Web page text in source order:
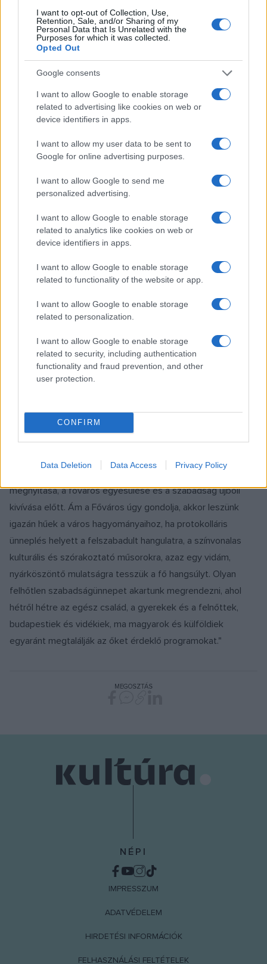
I want to opt-out of Collection, Use,
Retention, Sale, and/or Sharing of my
Personal Data that Is Unrelated with the
Purposes for which it was collected.
Opted Out
Google consents
I want to allow Google to enable storage
related to advertising like cookies on web or
device identifiers in apps.
I want to allow my user data to be sent to
Google for online advertising purposes.
I want to allow Google to send me
personalized advertising.
I want to allow Google to enable storage
related to analytics like cookies on web or
device identifiers in apps.
I want to allow Google to enable storage
related to functionality of the website or app.
I want to allow Google to enable storage
related to personalization.
I want to allow Google to enable storage
related to security, including authentication
functionality and fraud prevention, and other
user protection.
CONFIRM
Data Deletion Data Access Privacy Policy
legtehetségesebb fiatal zenészeink mutatkoznak be, akik
közül a legtöbben a Zeneakadémia már végzett vagy
jelenlegi hallgatói.
Augusztus 11. és 12. között a 20. század legnépszerűbb
tánczenei irányzatinak bemutatkozásával zárul -
Tánczene
címmel - az egész nyáron végigfutó rendezvénysorozat,
ahol az utcai mutatványosok, utcazenészek minden
hétvégén más-más meglepetéssel szolgálnak gyerekeknek
és felnőtteknek egyaránt: lesznek akrobaták és
tűzzsonglőrök, buborékfúvók és sárkányeregetők,
hangszerek bemutatója és portrérajzoló, körtemuzsikás és
Demszky Gábor, a június 12-én tartott sajtótájékoztatón így
hogy a város legfontosabb nyári eseményeinek adjon
állandó híd felépülése volt a városegyesítés egyik
legfontosabb gyakorlati feltétele. Nem véletlen, hogy 158
évvel ezelőtt, 1849. június 24-én született meg az a
rendelet, amellyel Buda és Pest visszafoglalása után a
felelős magyar kormány bejelentette a két város
lehetővé a két város egyesítését.
A Nyár a Lánchídon fesztivál tehát egyfajta főhajtás
megnyitása, a főváros egyesülése és a szabadság újbóli
kivívása előtt. Ám a Főváros úgy gondolja, akkor leszünk
igazán hűek a város hagyományaihoz, ha protokolláris
ünneplés helyett a felszabadult hangulatra, a színvonalas
kulturális és szórakoztató műsorokra, azaz egy vidám,
nyárköszöntő mulatságra tesszük a fő hangsúlyt. Olyan
felhőtlen szabadságünnepet akartunk megrendezni, ahol
hétről hétre az egész család, a gyerekek és a felnőttek,
budapestiek és vidékiek, ma magyarok és külföldiek
egyaránt megtalálják az őket érdeklő programokat."
MEGOSZTÁS
NÉPI
IMPRESSZUM
ADATVÉDELEM
HIRDETÉSI INFORMÁCIÓK
FELHASZNÁLÁSI FELTÉTELEK